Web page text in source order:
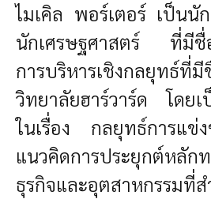
ไมเคิล พอร์เตอร์ เป็นนั
นักเศรษฐศาสตร์ ที่มีชื่อ
การบริหารเชิงกลยุทธ์ที่
วิทยาลัยฮาร์วาร์ด โดย
ในเรื่อง กลยุทธ์การแข่
แนวคิดการประยุกต์หลัก
ธุรกิจและอุตสาหกรรมที่